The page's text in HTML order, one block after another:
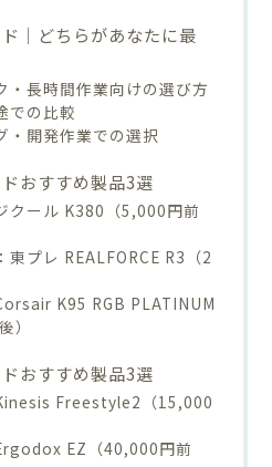
｜どちらがあなたに最
・長時間作業向けの選び方
での比較
・開発作業での選択
おすすめ製品3選
クール K380（5,000円前
東プレ REALFORCE R3（2
K95 RGB PLATINUM
）
おすすめ製品3選
Freestyle2（15,000
EZ（40,000円前